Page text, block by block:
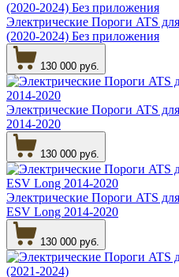
Электрические Пороги ATS
(2020-2024) Без приложения
130 000 руб.
Электрические Пороги ATS
2014-2020
130 000 руб.
Электрические Пороги ATS
ESV Long 2014-2020
130 000 руб.